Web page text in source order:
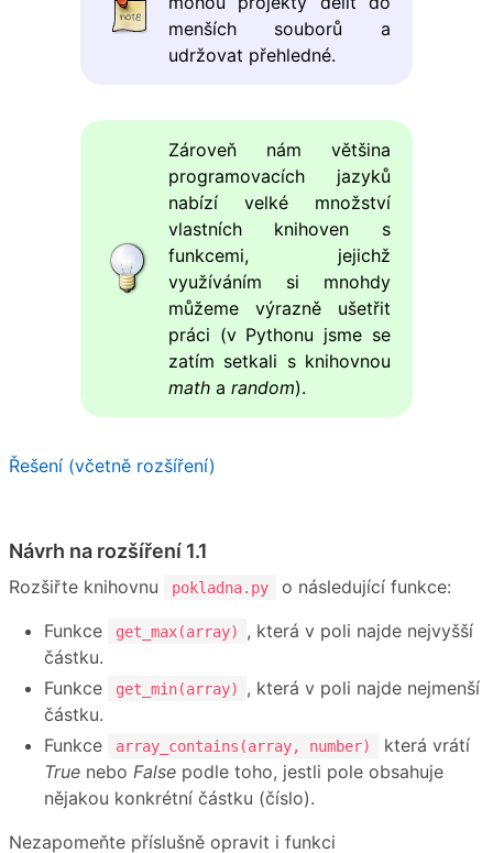
menších souborů a
udržovat přehledné.
Zároveň nám většina
programovacích jazyků
nabízí velké množství
vlastních knihoven s
funkcemi, jejichž
využíváním si mnohdy
můžeme výrazně ušetřit
práci (v Pythonu jsme se
zatím setkali s knihovnou
matha random).
Řešení (včetně rozšíření)
Návrh na rozšíření 1.1
Rozšiřte knihovnu pokladna.py
o následující funkce:
Funkce
get_max(array)
, která v poli najde nejvyšší
částku.
Funkce
get_min(array)
, která v poli najde nejmenší
částku.
Funkce
array_contains(array, number)
která vrátí
True nebo False podle toho, jestli pole obsahuje
nějakou konkrétní částku (číslo).
Nezapomeňte příslušně opravit i funkci